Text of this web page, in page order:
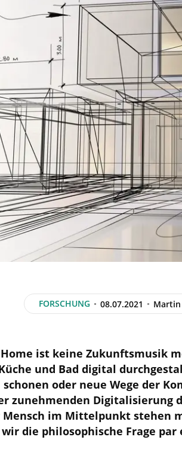
FORSCHUNG 08.07.2021 Martin
ist keine Zukunftsmusik
und Bad digital
schonen oder neue Wege der
zunehmenden Digitalisierung
Mensch im Mittelpunkt stehen
die philosophische Frage par